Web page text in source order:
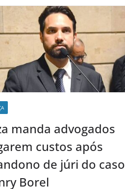
manda advogados
custos após
de júri do caso
Borel